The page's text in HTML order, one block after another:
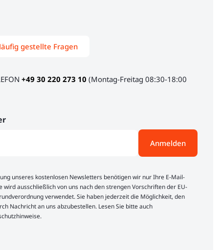
gestellte Fragen
+49 30 220 273 10 (Montag-Freitag 08:30-18:00
Anmelden
unseres kostenlosen Newsletters benötigen wir nur Ihre E-Mail-
wird ausschließlich von uns nach den strengen Vorschriften der EU-
verwendet. Sie haben jederzeit die Möglichkeit, den
Nachricht an uns abzubestellen. Lesen Sie bitte auch